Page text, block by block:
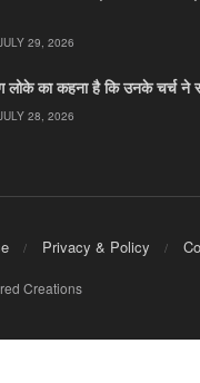
29, 2026
लोके का कहना है कि उनके चर्च ने
28, 2026
Privacy & Policy
Creations